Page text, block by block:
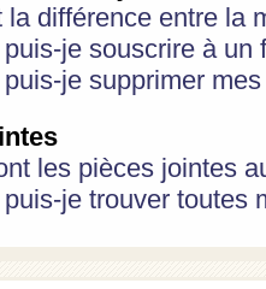
la différence entre la
je souscrire à
je supprimer
les pièces jointes
je trouver toutes